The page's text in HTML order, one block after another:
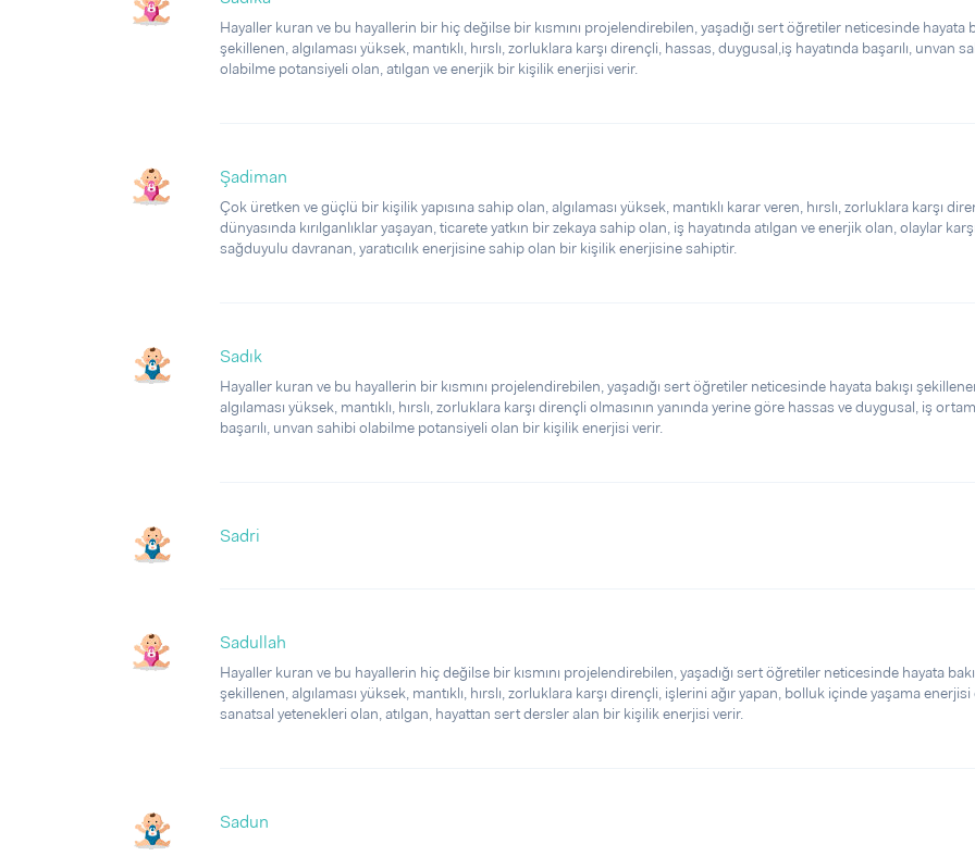
Hayaller kuran ve bu hayallerin bir hiç değilse bir kısmını projelendirebilen, yaşadığı sert öğretiler neticesinde hayata
şekillenen, algılaması yüksek, mantıklı, hırslı, zorluklara karşı dirençli, hassas, duygusal,iş hayatında başarılı, unvan
olabilme potansiyeli olan, atılgan ve enerjik bir kişilik enerjisi verir.
Şadiman
Çok üretken ve güçlü bir kişilik yapısına sahip olan, algılaması yüksek, mantıklı karar veren, hırslı, zorluklara karşı
dünyasında kırılganlıklar yaşayan, ticarete yatkın bir zekaya sahip olan, iş hayatında atılgan ve enerjik olan, olaylar
sağduyulu davranan, yaratıcılık enerjisine sahip olan bir kişilik enerjisine sahiptir.
Sadık
Hayaller kuran ve bu hayallerin bir kısmını projelendirebilen, yaşadığı sert öğretiler neticesinde hayata bakışı
algılaması yüksek, mantıklı, hırslı, zorluklara karşı dirençli olmasının yanında yerine göre hassas ve duygusal, iş
başarılı, unvan sahibi olabilme potansiyeli olan bir kişilik enerjisi verir.
Sadri
Sadullah
Hayaller kuran ve bu hayallerin hiç değilse bir kısmını projelendirebilen, yaşadığı sert öğretiler neticesinde hayata
şekillenen, algılaması yüksek, mantıklı, hırslı, zorluklara karşı dirençli, işlerini ağır yapan, bolluk içinde yaşama
sanatsal yetenekleri olan, atılgan, hayattan sert dersler alan bir kişilik enerjisi verir.
Sadun